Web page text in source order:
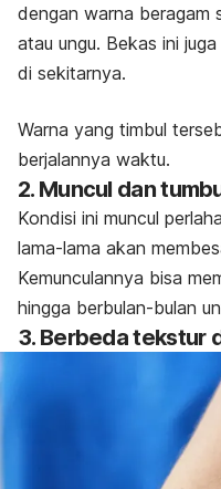
dengan warna beragam
atau ungu. Bekas ini
di sekitarnya.
Warna yang timbul
berjalannya waktu.
2. Muncul dan
Kondisi ini muncul
lama-lama akan
Kemunculannya bisa
hingga berbulan-bulan
3. Berbeda tekstur